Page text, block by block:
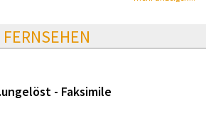
FERNSEHEN
- Faksimile